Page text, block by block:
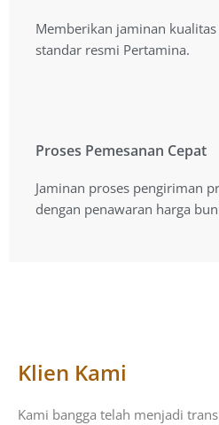
Memberikan jaminan
standar resmi Pertamina.
Memberikan jaminan
standar resmi Pertamina.
Proses Pemesanan Cepat
Jaminan proses pengiriman
dengan penawaran harga
Proses Pemesanan Cepat
Jaminan proses pengiriman
dengan penawaran harga
Klien Kami
Kami bangga telah menjadi